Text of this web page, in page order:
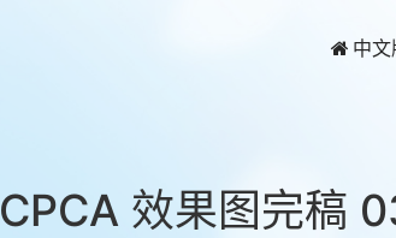
中文
CPCA 效果图完稿